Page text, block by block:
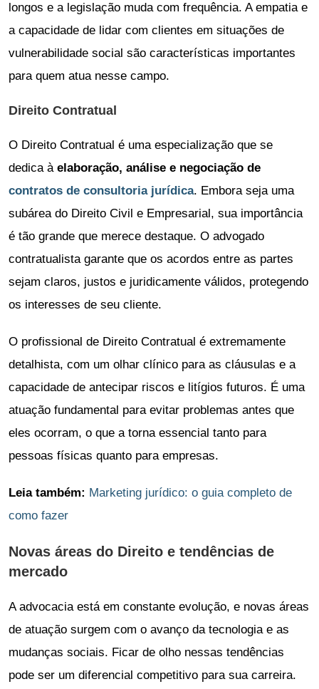
longos e a legislação muda com frequência. A empatia e
a capacidade de lidar com clientes em situações de
vulnerabilidade social são características importantes
para quem atua nesse campo.
Direito Contratual
O Direito Contratual é uma especialização que se
dedica à elaboração, análise e negociação de
contratos de consultoria jurídica. Embora seja uma
subárea do Direito Civil e Empresarial, sua importância
é tão grande que merece destaque. O advogado
contratualista garante que os acordos entre as partes
sejam claros, justos e juridicamente válidos, protegendo
os interesses de seu cliente.
O profissional de Direito Contratual é extremamente
detalhista, com um olhar clínico para as cláusulas e a
capacidade de antecipar riscos e litígios futuros. É uma
atuação fundamental para evitar problemas antes que
eles ocorram, o que a torna essencial tanto para
pessoas físicas quanto para empresas.
Leia também: Marketing jurídico: o guia completo de
como fazer
Novas áreas do Direito e tendências de
mercado
A advocacia está em constante evolução, e novas áreas
de atuação surgem com o avanço da tecnologia e as
mudanças sociais. Ficar de olho nessas tendências
pode ser um diferencial competitivo para sua carreira.